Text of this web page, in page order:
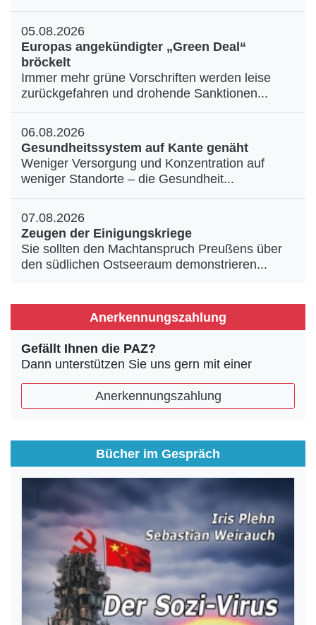
05.08.2026
Europas angekündigter „Green Deal“
bröckelt
Immer mehr grüne Vorschriften werden leise
zurückgefahren und drohende Sanktionen...
06.08.2026
Gesundheitssystem auf Kante genäht
Weniger Versorgung und Konzentration auf
weniger Standorte – die Gesundheit...
07.08.2026
Zeugen der Einigungskriege
Sie sollten den Machtanspruch Preußens über
den südlichen Ostseeraum demonstrieren...
Anerkennungszahlung
Gefällt Ihnen die PAZ?
Dann unterstützen Sie uns gern mit einer
Anerkennungszahlung
Bücher im Gespräch